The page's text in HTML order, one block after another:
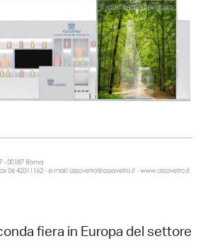
fiera in Europa del settore